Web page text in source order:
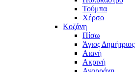
Τούμπα
Χέρσο
Κοζάνη
Πίσω
Άγιος Δημήτριος
Αιανή
Ακρινή